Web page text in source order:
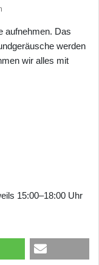
aufnehmen. Das
werden
wir alles mit
15:00–18:00 Uhr